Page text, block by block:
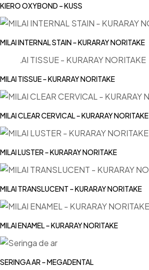
KIERO OXYBOND – KUSS
MILAI INTERNAL STAIN – KURARAY NORITAKE
MILAI TISSUE – KURARAY NORITAKE
MILAI CLEAR CERVICAL – KURARAY NORITAKE
MILAI LUSTER – KURARAY NORITAKE
MILAI TRANSLUCENT – KURARAY NORITAKE
MILAI ENAMEL – KURARAY NORITAKE
SERINGA AR – MEGADENTAL